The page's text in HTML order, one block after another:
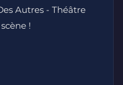
Autres - Théâtre
!